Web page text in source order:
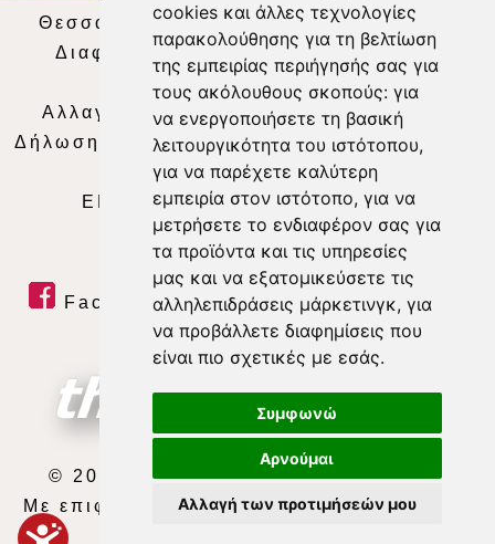
cookies και άλλες τεχνολογίες
παρακολούθησης για τη βελτίωση
της εμπειρίας περιήγησής σας για
τους ακόλουθους σκοπούς: για
να ενεργοποιήσετε τη βασική
λειτουργικότητα του ιστότοπου,
για να παρέχετε καλύτερη
εμπειρία στον ιστότοπο, για να
μετρήσετε το ενδιαφέρον σας για
τα προϊόντα και τις υπηρεσίες
μας και να εξατομικεύσετε τις
αλληλεπιδράσεις μάρκετινγκ, για
να προβάλλετε διαφημίσεις που
είναι πιο σχετικές με εσάς.
Συμφωνώ
Αρνούμαι
Αλλαγή των προτιμήσεών μου
Θεσσαλία Τηλεόραση|SNG Services
Διαφήμιση | Όροι Χρήσης |Δήλωση
Απορρήτου |
Περιεχόμενο
Αλλαγή Προτιμήσεων για τα Cookies
Δήλωση συμμόρφωσης με τη σύσταση (ΕΕ)
2018/334|Ταυτότητα
ΕΝΗΜΕΡΩΣΗ |WEB TV| LIVE
Facebook| Twitter | Youtube
RSS Feed
© 2026 ΘΕΣΣΑΛΙΑ ΤΗΛΕΟΡΑΣΗ Α.Ε.
Με επιφύλαξη κάθε νόμιμου δικαιώματος.